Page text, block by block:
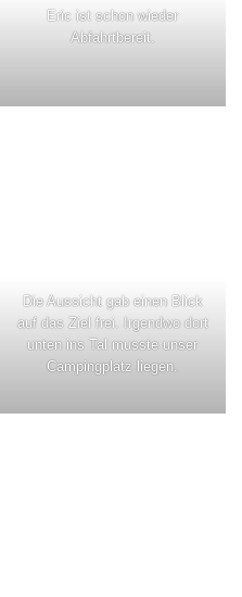
Eric ist schon wieder
Abfahrtbereit.
Die Aussicht gab einen Blick
auf das Ziel frei. Irgendwo dort
unten ins Tal musste unser
Campingplatz liegen.